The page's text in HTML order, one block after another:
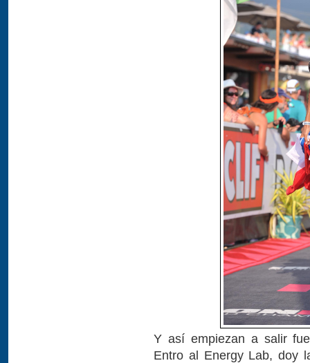
Y así empiezan a salir
Entro al Energy Lab, doy